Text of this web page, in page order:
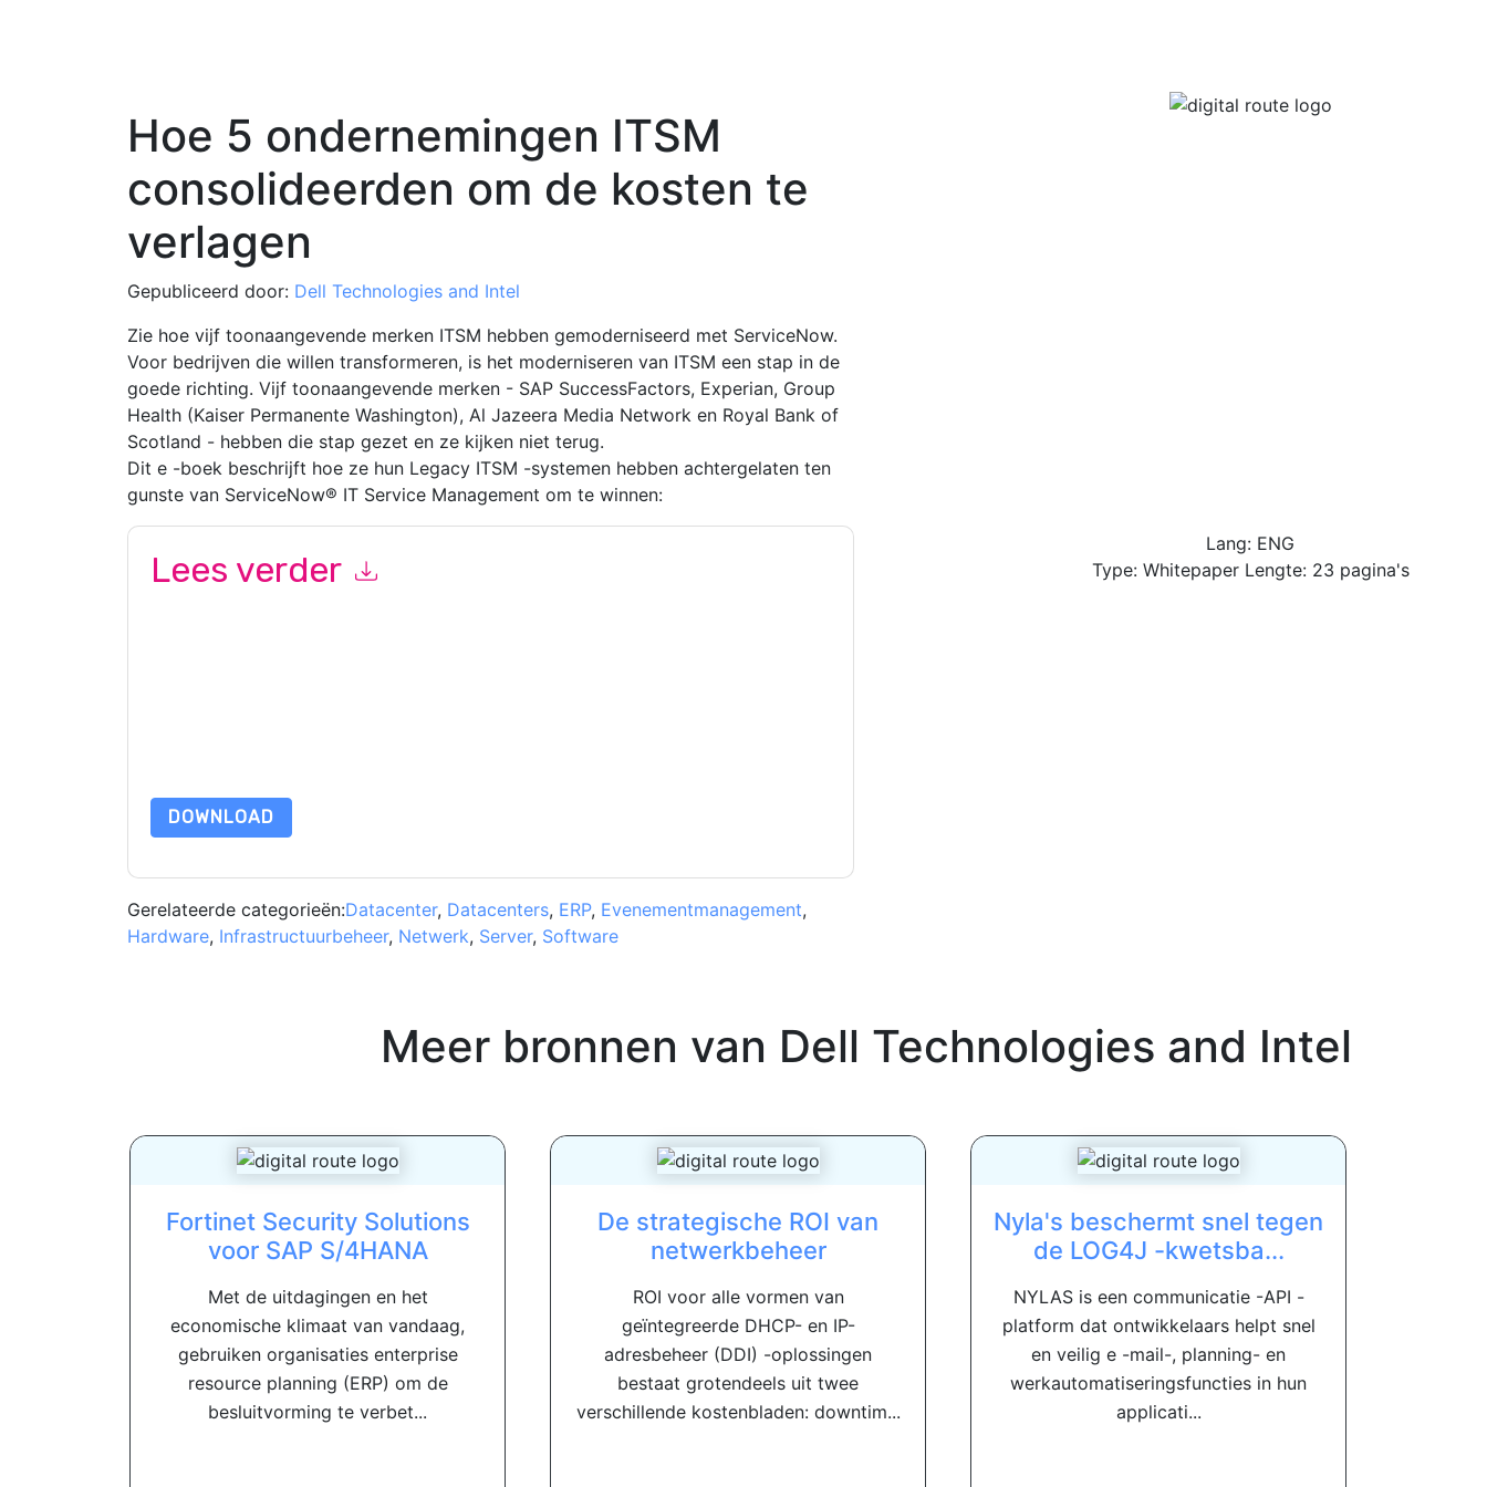
Hoe 5 ondernemingen ITSM
consolideerden om de kosten te
verlagen
Gepubliceerd door: Dell Technologies and Intel
Zie hoe vijf toonaangevende merken ITSM hebben gemoderniseerd met ServiceNow.
Voor bedrijven die willen transformeren, is het moderniseren van ITSM een stap in de
goede richting. Vijf toonaangevende merken - SAP SuccessFactors, Experian, Group
Health (Kaiser Permanente Washington), Al Jazeera Media Network en Royal Bank of
Scotland - hebben die stap gezet en ze kijken niet terug.
Dit e -boek beschrijft hoe ze hun Legacy ITSM -systemen hebben achtergelaten ten
gunste van ServiceNow® IT Service Management om te winnen:
Lees verder
DOWNLOAD
Gerelateerde categorieën:Datacenter, Datacenters, ERP, Evenementmanagement,
Hardware, Infrastructuurbeheer, Netwerk, Server, Software
Lang: ENG
Type: Whitepaper Lengte: 23 pagina's
Meer bronnen van Dell Technologies and Intel
Fortinet Security Solutions
voor SAP S/4HANA
Met de uitdagingen en het
economische klimaat van vandaag,
gebruiken organisaties enterprise
resource planning (ERP) om de
besluitvorming te verbet...
De strategische ROI van
netwerkbeheer
ROI voor alle vormen van
geïntegreerde DHCP- en IP-
adresbeheer (DDI) -oplossingen
bestaat grotendeels uit twee
verschillende kostenbladen: downtim...
Nyla's beschermt snel tegen
de LOG4J -kwetsba...
NYLAS is een communicatie -API -
platform dat ontwikkelaars helpt snel
en veilig e -mail-, planning- en
werkautomatiseringsfuncties in hun
applicati...